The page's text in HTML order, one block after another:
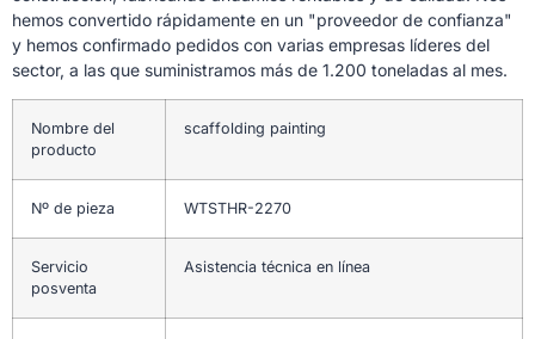
hemos convertido rápidamente en un "proveedor de confianza"
y hemos confirmado pedidos con varias empresas líderes del
sector, a las que suministramos más de 1.200 toneladas al mes.
Nombre del
producto
scaffolding painting
Nº de pieza WTSTHR-2270
Servicio
posventa
Asistencia técnica en línea